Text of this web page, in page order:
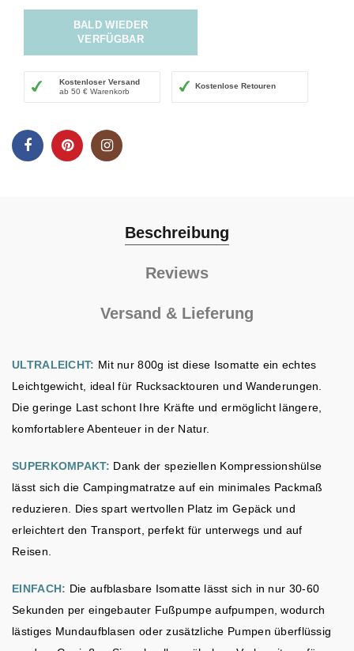
BALD WIEDER
VERFÜGBAR
Kostenloser Versand
ab 50 € Warenkorb
Kostenlose Retouren
Beschreibung
Reviews
Versand & Lieferung
ULTRALEICHT: Mit nur 800g ist diese Isomatte ein echtes
Leichtgewicht, ideal für Rucksacktouren und Wanderungen.
Die geringe Last schont Ihre Kräfte und ermöglicht längere,
komfortablere Abenteuer in der Natur.
SUPERKOMPAKT: Dank der speziellen Kompressionshülse
lässt sich die Campingmatratze auf ein minimales Packmaß
reduzieren. Dies spart wertvollen Platz im Gepäck und
erleichtert den Transport, perfekt für unterwegs und auf
Reisen.
EINFACH: Die aufblasbare Isomatte lässt sich in nur 30-60
Sekunden per eingebauter Fußpumpe aufpumpen, wodurch
lästiges Mundaufblasen oder zusätzliche Pumpen überflüssig